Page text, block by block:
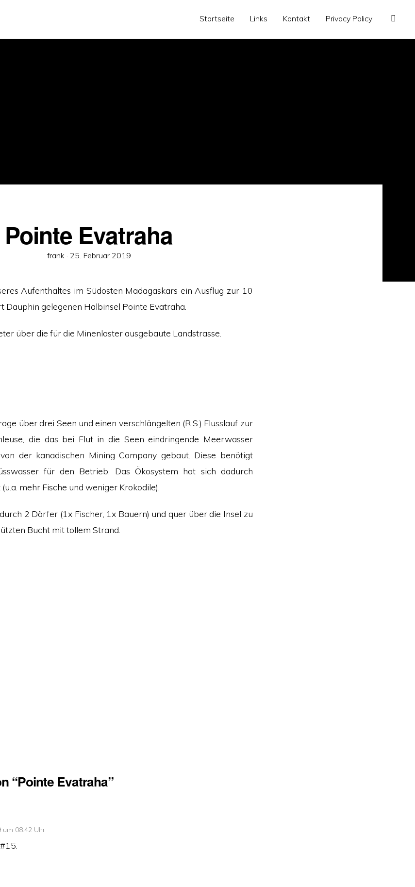
Startseite Links Kontakt Privacy Policy
Pointe Evatraha
frank · Veröffentlicht
25. Februar 2019
Aufenthaltes im Südosten Madagaskars ein Ausflug zur 10
Dauphin gelegenen Halbinsel Pointe Evatraha.
über die für die Minenlaster ausgebaute Landstrasse.
über drei Seen und einen verschlängelten (R.S.) Flusslauf zur
die das bei Flut in die Seen eindringende Meerwasser
der kanadischen Mining Company gebaut. Diese benötigt
für den Betrieb. Das Ökosystem hat sich dadurch
mehr Fische und weniger Krokodile).
2 Dörfer (1x Fischer, 1x Bauern) und quer über die Insel zu
Bucht mit tollem Strand.
“Pointe Evatraha”
um 08:42 Uhr